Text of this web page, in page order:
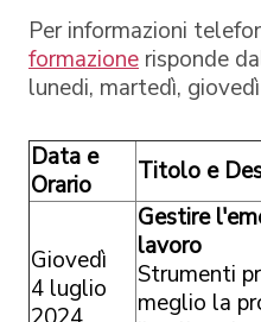
Per informazioni
formazione risponde
lunedi, martedì,
Data e
Orario
Titolo e
Giovedì
4 luglio
Gestire
lavoro
Strumenti
meglio la